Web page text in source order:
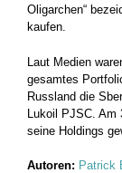
Oligarchen“
kaufen.
Laut Medien
gesamtes
Russland die
Lukoil PJSC. Am
seine Holdings
Autoren: Patrick